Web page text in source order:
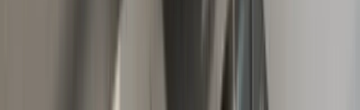
putovanje van BiH. Realnost je danas drugačija. Za
putovanja u zemlje Evropske unije zelena karta vam nije